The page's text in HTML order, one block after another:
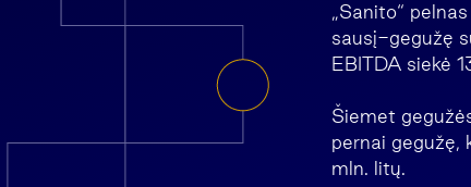
„Sanito“
sausį-gegužę
EBITDA siekė
Šiemet
pernai gegužę,
mln. litų.